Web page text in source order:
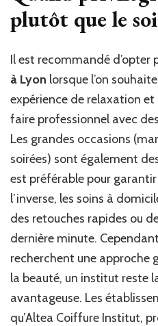
plutôt que le
Il est recommandé d’opter
à Lyon lorsque l’on
expérience de relaxation et
faire professionnel avec
Les grandes occasions
soirées) sont également
est préférable pour
l’inverse, les soins à
des retouches rapides ou
dernière minute.
recherchent une approche
la beauté, un institut reste
avantageuse. Les
qu’Altea Coiffure Institut,